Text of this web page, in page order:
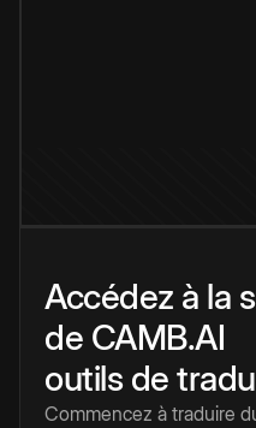
Accédez à la
de CAMB.AI
outils de
Commencez à traduire